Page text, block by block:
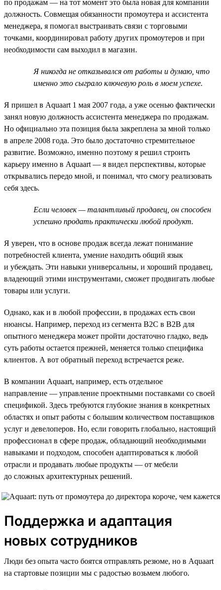
по продажам — на тот момент это была новая для компании
должность. Совмещая обязанности промоутера и ассистента
менеджера, я помогал выстраивать связи с торговыми
точками, координировал работу других промоутеров и при
необходимости сам выходил в магазин.
Я никогда не отказывался от работы и думаю, что
именно это сыграло ключевую роль в моем успехе.
Я пришел в Aquaart 1 мая 2007 года, а уже осенью фактически
занял новую должность ассистента менеджера по продажам.
Но официально эта позиция была закреплена за мной только
в апреле 2008 года. Это было достаточно стремительное
развитие. Возможно, именно поэтому я решил строить
карьеру именно в Aquaart — я видел перспективы, которые
открывались передо мной, и понимал, что смогу реализовать
себя здесь.
Если человек — талантливый продавец, он способен
успешно продать практически любой продукт.
Я уверен, что в основе продаж всегда лежат понимание
потребностей клиента, умение находить общий язык
и убеждать. Эти навыки универсальны, и хороший продавец,
владеющий этими инструментами, сможет продвигать любые
товары или услуги.
Однако, как и в любой профессии, в продажах есть свои
нюансы. Например, переход из сегмента B2C в B2B для
опытного менеджера может пройти достаточно гладко, ведь
суть работы остается прежней, меняется только специфика
клиентов. А вот обратный переход встречается реже.
В компании Aquaart, например, есть отдельное
направление — управление проектными поставками со своей
спецификой. Здесь требуются глубокие знания в конкретных
областях и опыт работы с большим количеством поставщиков
услуг и девелоперов. Но, если говорить глобально, настоящий
профессионал в сфере продаж, обладающий необходимыми
навыками и подходом, способен адаптироваться к любой
отрасли и продавать любые продукты — от мебели
до сложных архитектурных решений.
Поддержка и адаптация
новых сотрудников
Люди без опыта часто боятся отправлять резюме, но в Aquaart
на стартовые позиции мы с радостью возьмем любого.